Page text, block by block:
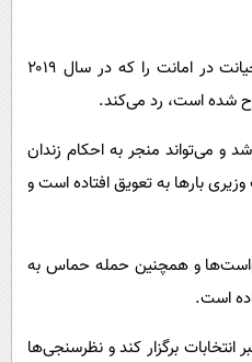
او اتهامات رشوه، کلاهبرداری و خیانت در امانت را که در سال ۲۰۱۹
شده است، رد می‌کند.
که در سال ۲۰۲۰ آغاز شد و می‌تواند منجر به احکام زندان
بارها به تعویق افتاده است و
و همچنین حمله حماس به
انتخابات برگزار کند و نظرسنجی‌ها